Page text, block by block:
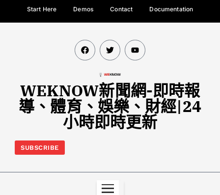
Start Here Demos Contact Documentation
WEKNOW新聞網-即時報
導、體育、娛樂、財經|24
小時即時更新
SUBSCRIBE